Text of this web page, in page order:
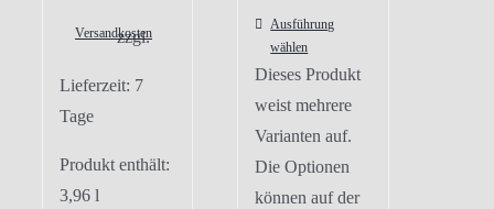
zzgl.
Versandkosten
Lieferzeit: 7
Tage
Produkt enthält:
3,96 l
Ausführung
wählen
Dieses Produkt
weist mehrere
Varianten auf.
Die Optionen
können auf der